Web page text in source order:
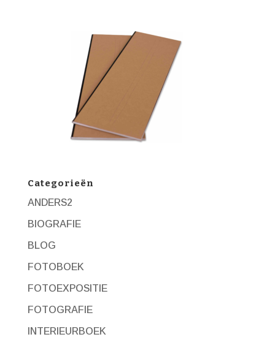
Categorieën
ANDERS2
BIOGRAFIE
BLOG
FOTOBOEK
FOTOEXPOSITIE
FOTOGRAFIE
INTERIEURBOEK